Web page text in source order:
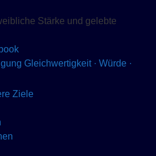
Stärke und gelebte
Gleichwertigkeit · Würde ·
Ziele